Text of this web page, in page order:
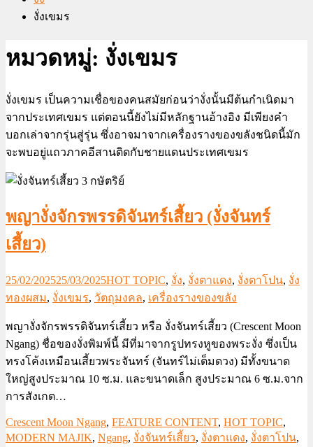
งั่งเขมร
หมวดหมู่: งั่งเขมร
งั่งเขมร เป็นความเชื่อของคนสมัยก่อนว่างั่งนั้นมีต้นกำเนิดมา
จากประเทศเขมร แต่ตอนนี้ยังไม่มีหลักฐานอ้างอิง มีเพียงคำ
บอกเล่าจากรุ่นสู่รุ่น ซึ่งอาจมาจากเครื่องรางของขลังชนิดนี้มัก
จะพบอยู่แถวภาคอีสานติดกับชายแดนประเทศเขมร
พญางั่งจักรพรรดิจันทร์เสี้ยว (งั่งจันทร์
เสี้ยว)
25/02/202525/03/2025HOT TOPIC, งั่ง, งั่งตาแดง, งั่งตาโปน, งั่ง
ทองผสม, งั่งเขมร, วัตถุมงคล, เครื่องรางของขลัง
พญางั่งจักรพรรดิจันทร์เสี้ยว หรือ งั่งจันทร์เสี้ยว (Crescent Moon
Ngang) ชื่อของงั่งพิมพ์นี้ มีที่มาจากรูปทรงหูของพระงั่ง ซึ่งเป็น
ทรงโค้งเหมือนเสี้ยวพระจันทร์ (จันทร์ไม่เต็มดวง) มีทั้งขนาด
ใหญ่สูงประมาณ 10 ซ.ม. และขนาดเล็ก สูงประมาณ 6 ซ.ม.จาก
การสังเกต…
Crescent Moon Ngang, FEATURE CONTENT, HOT TOPIC,
MODERN MAJIK, Ngang, งั่งจันทร์เสี้ยว, งั่งตาแดง, งั่งตาโปน,